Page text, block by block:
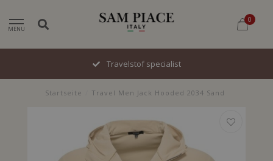
MENU
0
Travelstof specialist
Startseite Travel Men Jack Hooded 2034 Sand